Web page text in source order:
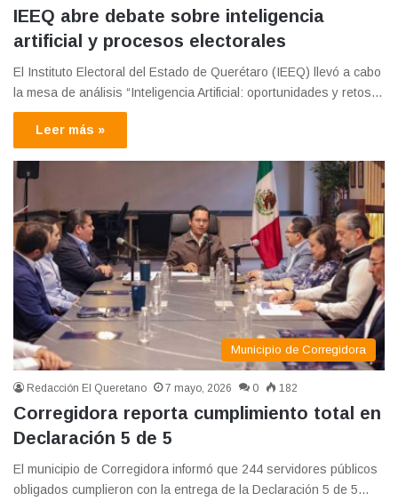
IEEQ abre debate sobre inteligencia
artificial y procesos electorales
El Instituto Electoral del Estado de Querétaro (IEEQ) llevó a cabo
la mesa de análisis “Inteligencia Artificial: oportunidades y retos…
Leer más »
Municipio de Corregidora
Redacción El Queretano 7 mayo, 2026 0 182
Corregidora reporta cumplimiento total en
Declaración 5 de 5
El municipio de Corregidora informó que 244 servidores públicos
obligados cumplieron con la entrega de la Declaración 5 de 5…